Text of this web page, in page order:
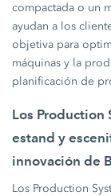
compactada o un
ayudan a los
objetiva para
máquinas y la
planificación de
Los Production
estand y
innovación de
Los Production